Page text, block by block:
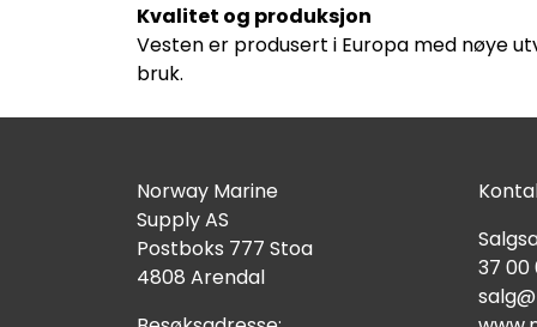
Kvalitet og produksjon
Vesten er produsert i Europa med nøye
bruk.
Norway Marine
Supply AS
Postboks 777 Stoa
4808 Arendal
37 00